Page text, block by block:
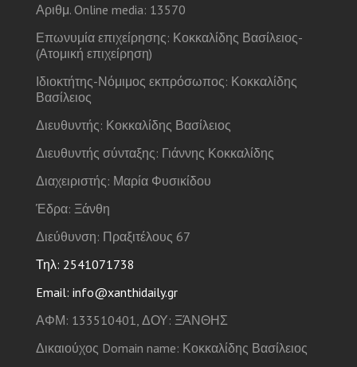
Αριθμ. Online media: 13570
Επωνυμία επιχείρησης: Κοκκαλίδης Βασίλειος-
(Ατομική επιχείρηση)
Ιδιοκτήτης-Νόμιμος εκπρόσωπος: Κοκκαλίδης
Βασίλειος
Διευθυντής: Κοκκαλίδης Βασίλειος
Διευθυντής σύνταξης: Γιάννης Κοκκαλίδης
Διαχειριστής: Μαρία Φυσικίδου
Έδρα: Ξάνθη
Διεύθυνση: Πραξιτέλους 67
Τηλ: 2541071738
Email: info@xanthidaily.gr
ΑΦΜ: 133510401, ΔΟΥ: ΞΆΝΘΗΣ
Δικαιούχος Domain name: Κοκκαλίδης Βασίλειος